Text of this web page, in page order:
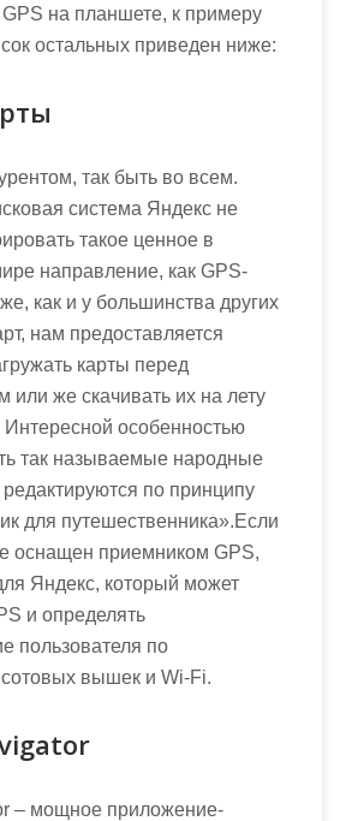
на планшете, к примеру
остальных приведен ниже:
так быть во всем.
система Яндекс не
такое ценное в
направление, как GPS-
как и у большинства других
нам предоставляется
карты перед
или же скачивать их на лету
Интересной особенностью
так называемые народные
по принципу
для путешественника».Если
оснащен приемником GPS,
Яндекс, который может
и определять
пользователя по
вышек и Wi-Fi.
– мощное приложение-